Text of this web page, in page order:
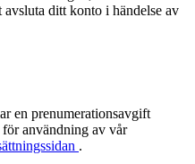
avsluta ditt konto i händelse av
en prenumerationsavgift
användning av vår
.